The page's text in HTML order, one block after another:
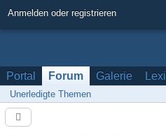
Anmelden oder registrieren
Portal Forum Galerie
Unerledigte Themen